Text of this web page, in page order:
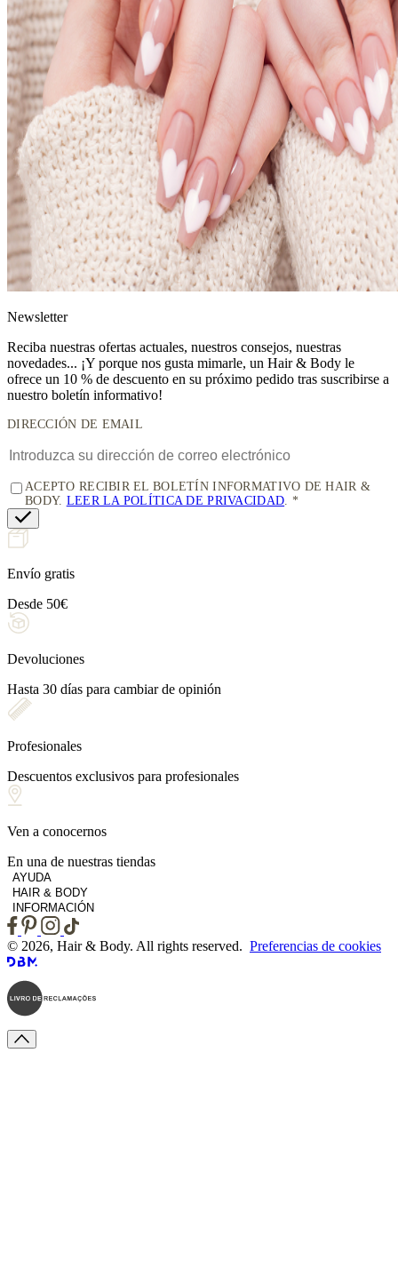
Newsletter
Reciba nuestras ofertas actuales, nuestros consejos, nuestras
novedades... ¡Y porque nos gusta mimarle, un Hair & Body le
ofrece un 10 % de descuento en su próximo pedido tras suscribirse a
nuestro boletín informativo!
DIRECCIÓN DE EMAIL
ACEPTO RECIBIR EL BOLETÍN INFORMATIVO DE HAIR &
BODY. LEER LA POLÍTICA DE PRIVACIDAD
Envío gratis
Desde 50€
Devoluciones
Hasta 30 días para cambiar de opinión
Profesionales
Descuentos exclusivos para profesionales
Ven a conocernos
En una de nuestras tiendas
AYUDA
HAIR & BODY
INFORMACIÓN
© 2026, Hair & Body. All rights reserved. Preferencias de cookies